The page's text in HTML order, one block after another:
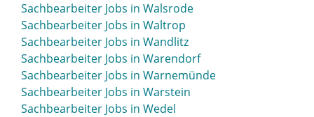
Sachbearbeiter Jobs in Walsrode
Sachbearbeiter Jobs in Waltrop
Sachbearbeiter Jobs in Wandlitz
Sachbearbeiter Jobs in Warendorf
Sachbearbeiter Jobs in Warnemünde
Sachbearbeiter Jobs in Warstein
Sachbearbeiter Jobs in Wedel